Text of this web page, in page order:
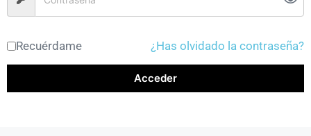
Recuérdame ¿Has olvidado la contraseña?
Acceder